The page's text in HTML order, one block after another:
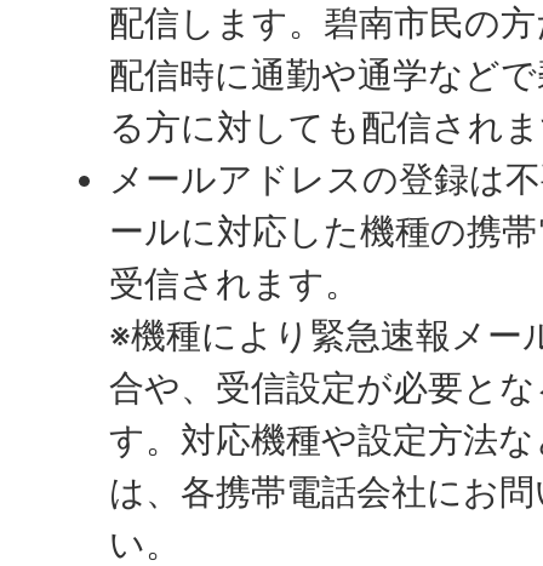
配信します。碧南市民の
配信時に通勤や通学など
る方に対しても配信され
メールアドレスの登録は
ールに対応した機種の携
受信されます。
※機種により緊急速報メー
合や、受信設定が必要と
す。対応機種や設定方法
は、各携帯電話会社にお
い。